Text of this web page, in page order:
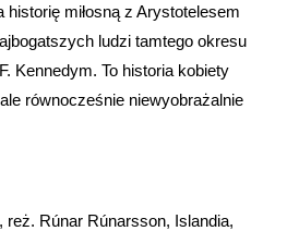
miłosną z Arystotelesem
ludzi tamtego okresu
Kennedym. To historia kobiety
równocześnie niewyobrażalnie
reż. Rúnar Rúnarsson, Islandia,